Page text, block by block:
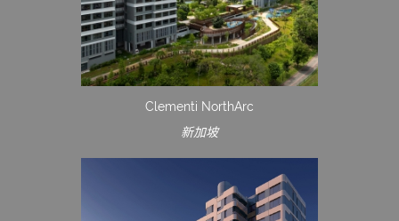
Clementi NorthArc
新加坡